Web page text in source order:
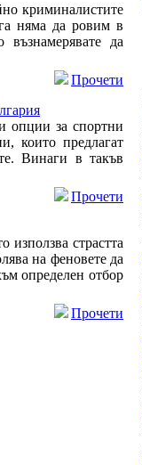
криминалистите
няма да ровим в
да
Прочети
опции за спортни
които предлагат
Винаги в такъв
Прочети
използва страстта
на феновете да
определен отбор
Прочети